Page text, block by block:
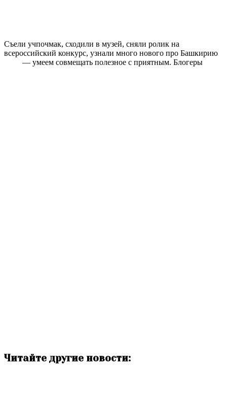
Съели учпочмак, сходили в музей, сняли ролик на
всероссийский конкурс, узнали много нового про Башкирию
— умеем совмещать полезное с приятным. Блогеры
Читайте другие новости: